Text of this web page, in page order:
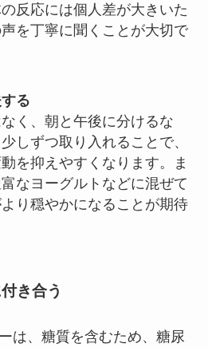
反応には個人差が大きいた
を丁寧に聞くことが大切で
る
く、朝と午後に分けるな
しずつ取り入れることで、
を抑えやすくなります。ま
なヨーグルトなどに混ぜて
り穏やかになることが期待
き合う
は、糖質を含むため、糖尿